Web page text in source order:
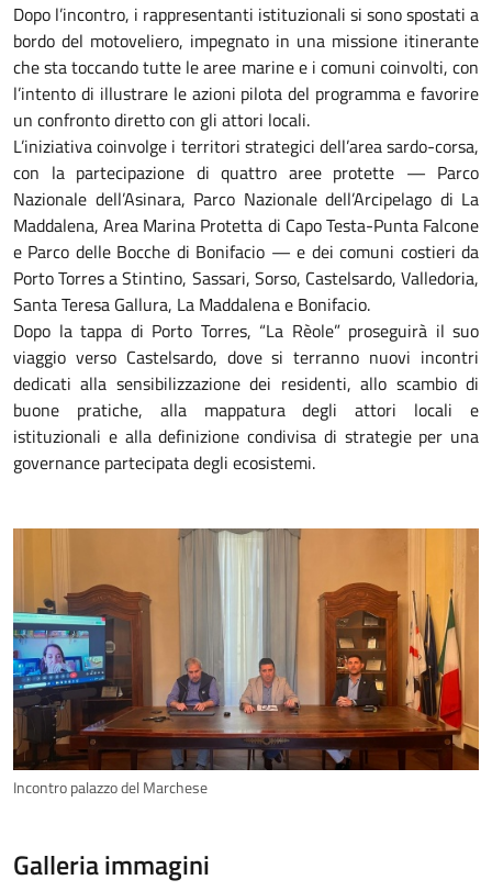
Dopo l’incontro, i rappresentanti istituzionali si sono spostati a
bordo del motoveliero, impegnato in una missione itinerante
che sta toccando tutte le aree marine e i comuni coinvolti, con
l’intento di illustrare le azioni pilota del programma e favorire
un confronto diretto con gli attori locali.
L’iniziativa coinvolge i territori strategici dell’area sardo-corsa,
con la partecipazione di quattro aree protette — Parco
Nazionale dell’Asinara, Parco Nazionale dell’Arcipelago di La
Maddalena, Area Marina Protetta di Capo Testa-Punta Falcone
e Parco delle Bocche di Bonifacio — e dei comuni costieri da
Porto Torres a Stintino, Sassari, Sorso, Castelsardo, Valledoria,
Santa Teresa Gallura, La Maddalena e Bonifacio.
Dopo la tappa di Porto Torres, “La Rèole” proseguirà il suo
viaggio verso Castelsardo, dove si terranno nuovi incontri
dedicati alla sensibilizzazione dei residenti, allo scambio di
buone pratiche, alla mappatura degli attori locali e
istituzionali e alla definizione condivisa di strategie per una
governance partecipata degli ecosistemi.
Incontro palazzo del Marchese
Galleria immagini